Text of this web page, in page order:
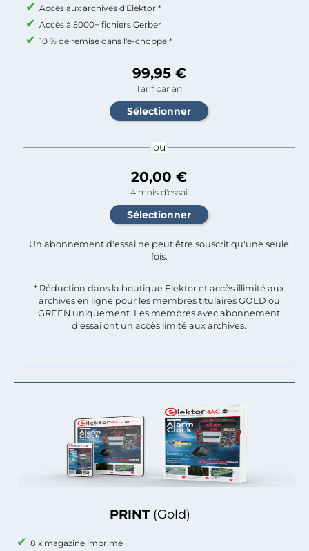
PRINT (Gold)
8 x magazine imprimé
Accès aux archives d'Elektor *
Accès à 5000+ fichiers Gerber
10 % de remise dans l'e-choppe *
99,95 €
Tarif par an
ou
20,00 €
4 mois d'essai
Un abonnement d'essai ne peut être souscrit qu'une seule
fois.​
* Réduction dans la boutique Elektor et accès illimité aux
archives en ligne pour les membres titulaires GOLD ou
GREEN uniquement. Les membres avec abonnement
d'essai ont un accès limité aux archives.